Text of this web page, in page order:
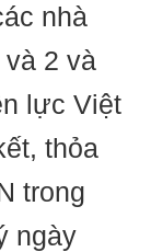
nhà
2 và
lực Việt
thỏa
trong
ngày